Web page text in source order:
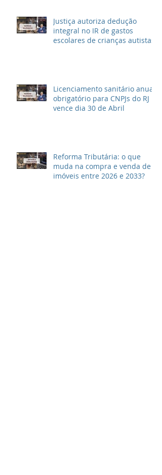
Justiça autoriza dedução
integral no IR de gastos
escolares de crianças autistas
Licenciamento sanitário anual
obrigatório para CNPJs do RJ
vence dia 30 de Abril
Reforma Tributária: o que
muda na compra e venda de
imóveis entre 2026 e 2033?